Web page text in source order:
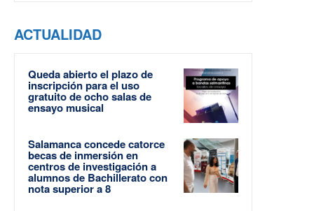
ACTUALIDAD
Queda abierto el plazo de
inscripción para el uso
gratuito de ocho salas de
ensayo musical
Salamanca concede catorce
becas de inmersión en
centros de investigación a
alumnos de Bachillerato con
nota superior a 8